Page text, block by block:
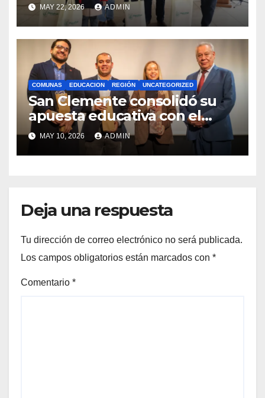
Royalty Minero
MAY 22, 2026 ADMIN
COMUNAS EDUCACION REGIÓN UNCATEGORIZED
San Clemente consolidó su
apuesta educativa con el
lanzamiento del
Preuniversitario Brotes 2026
MAY 10, 2026 ADMIN
Deja una respuesta
Tu dirección de correo electrónico no será publicada.
Los campos obligatorios están marcados con *
Comentario *